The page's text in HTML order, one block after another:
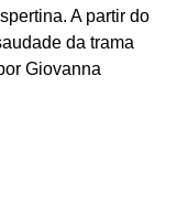
A partir do
da trama
Giovanna